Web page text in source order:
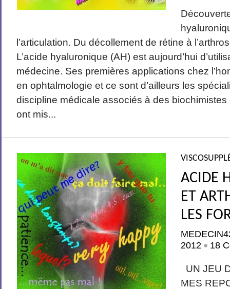
l’articulation. Du décollement de rétine à
L’acide hyaluronique (AH) est aujourd’hui
médecine. Ses premières applications chez
en ophtalmologie et ce sont d’ailleurs les
discipline médicale associés à des
ont mis...
ACIDE
ET
LES
2012 • 18
UN JEU
MES